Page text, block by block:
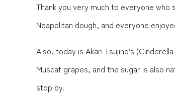
Thank you very much to everyone
Neapolitan dough, and everyone
Also, today is Akari Tsujino’s
Muscat grapes, and the sugar is also
stop by.